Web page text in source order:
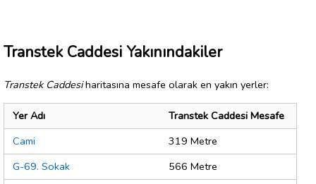
Transtek Caddesi Yakınındakiler
Transtek Caddesiharitasına mesafe olarak en yakın yerler:
Yer Adı
Transtek Caddesi Mesafe
Cami
319 Metre
G-69. Sokak
566 Metre